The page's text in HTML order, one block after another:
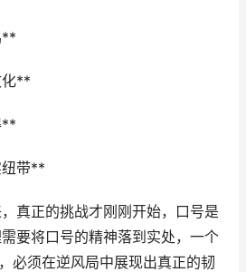
**
化**
**
带**
真正的挑战才刚刚开始，口号是
要将口号的精神落到实处，一个
必须在逆风局中展现出真正的韧